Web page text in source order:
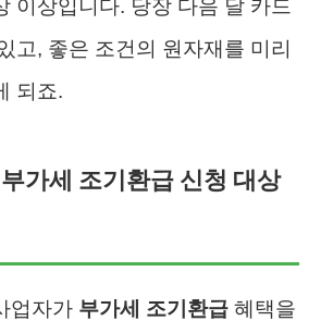
이상입니다. 당장 다음 달 카드
고, 좋은 조건의 원자재를 미리
되죠.
가세 조기환급 신청 대상
업자가 부가세 조기환급 혜택을